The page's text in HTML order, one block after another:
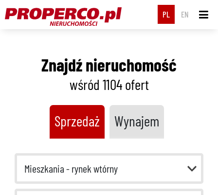
PL EN
Znajdź nieruchomość
wśród 1104ofert
Sprzedaż Wynajem
Mieszkania - rynek wtórny